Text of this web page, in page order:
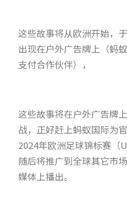
这些故事将从欧洲开始，
出现在户外广告牌上（蚂
支付合作伙伴），
这些故事将在户外广告牌
战，正好赶上蚂蚁国际为
2024年欧洲足球锦标赛（
随后将推广到全球其它市
媒体上播出。